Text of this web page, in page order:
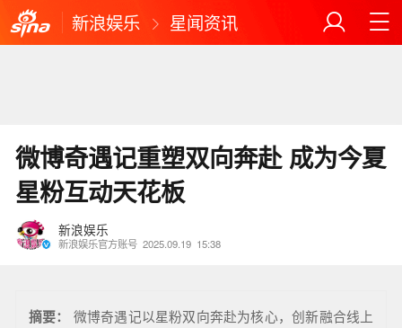
新浪娱乐 星闻资讯
微博奇遇记重塑双向奔赴 成为今夏
星粉互动天花板
新浪娱乐
新浪娱乐官方账号 2025.09.19 15:38
摘要：
微博奇遇记以星粉双向奔赴为核心，创新融合线上